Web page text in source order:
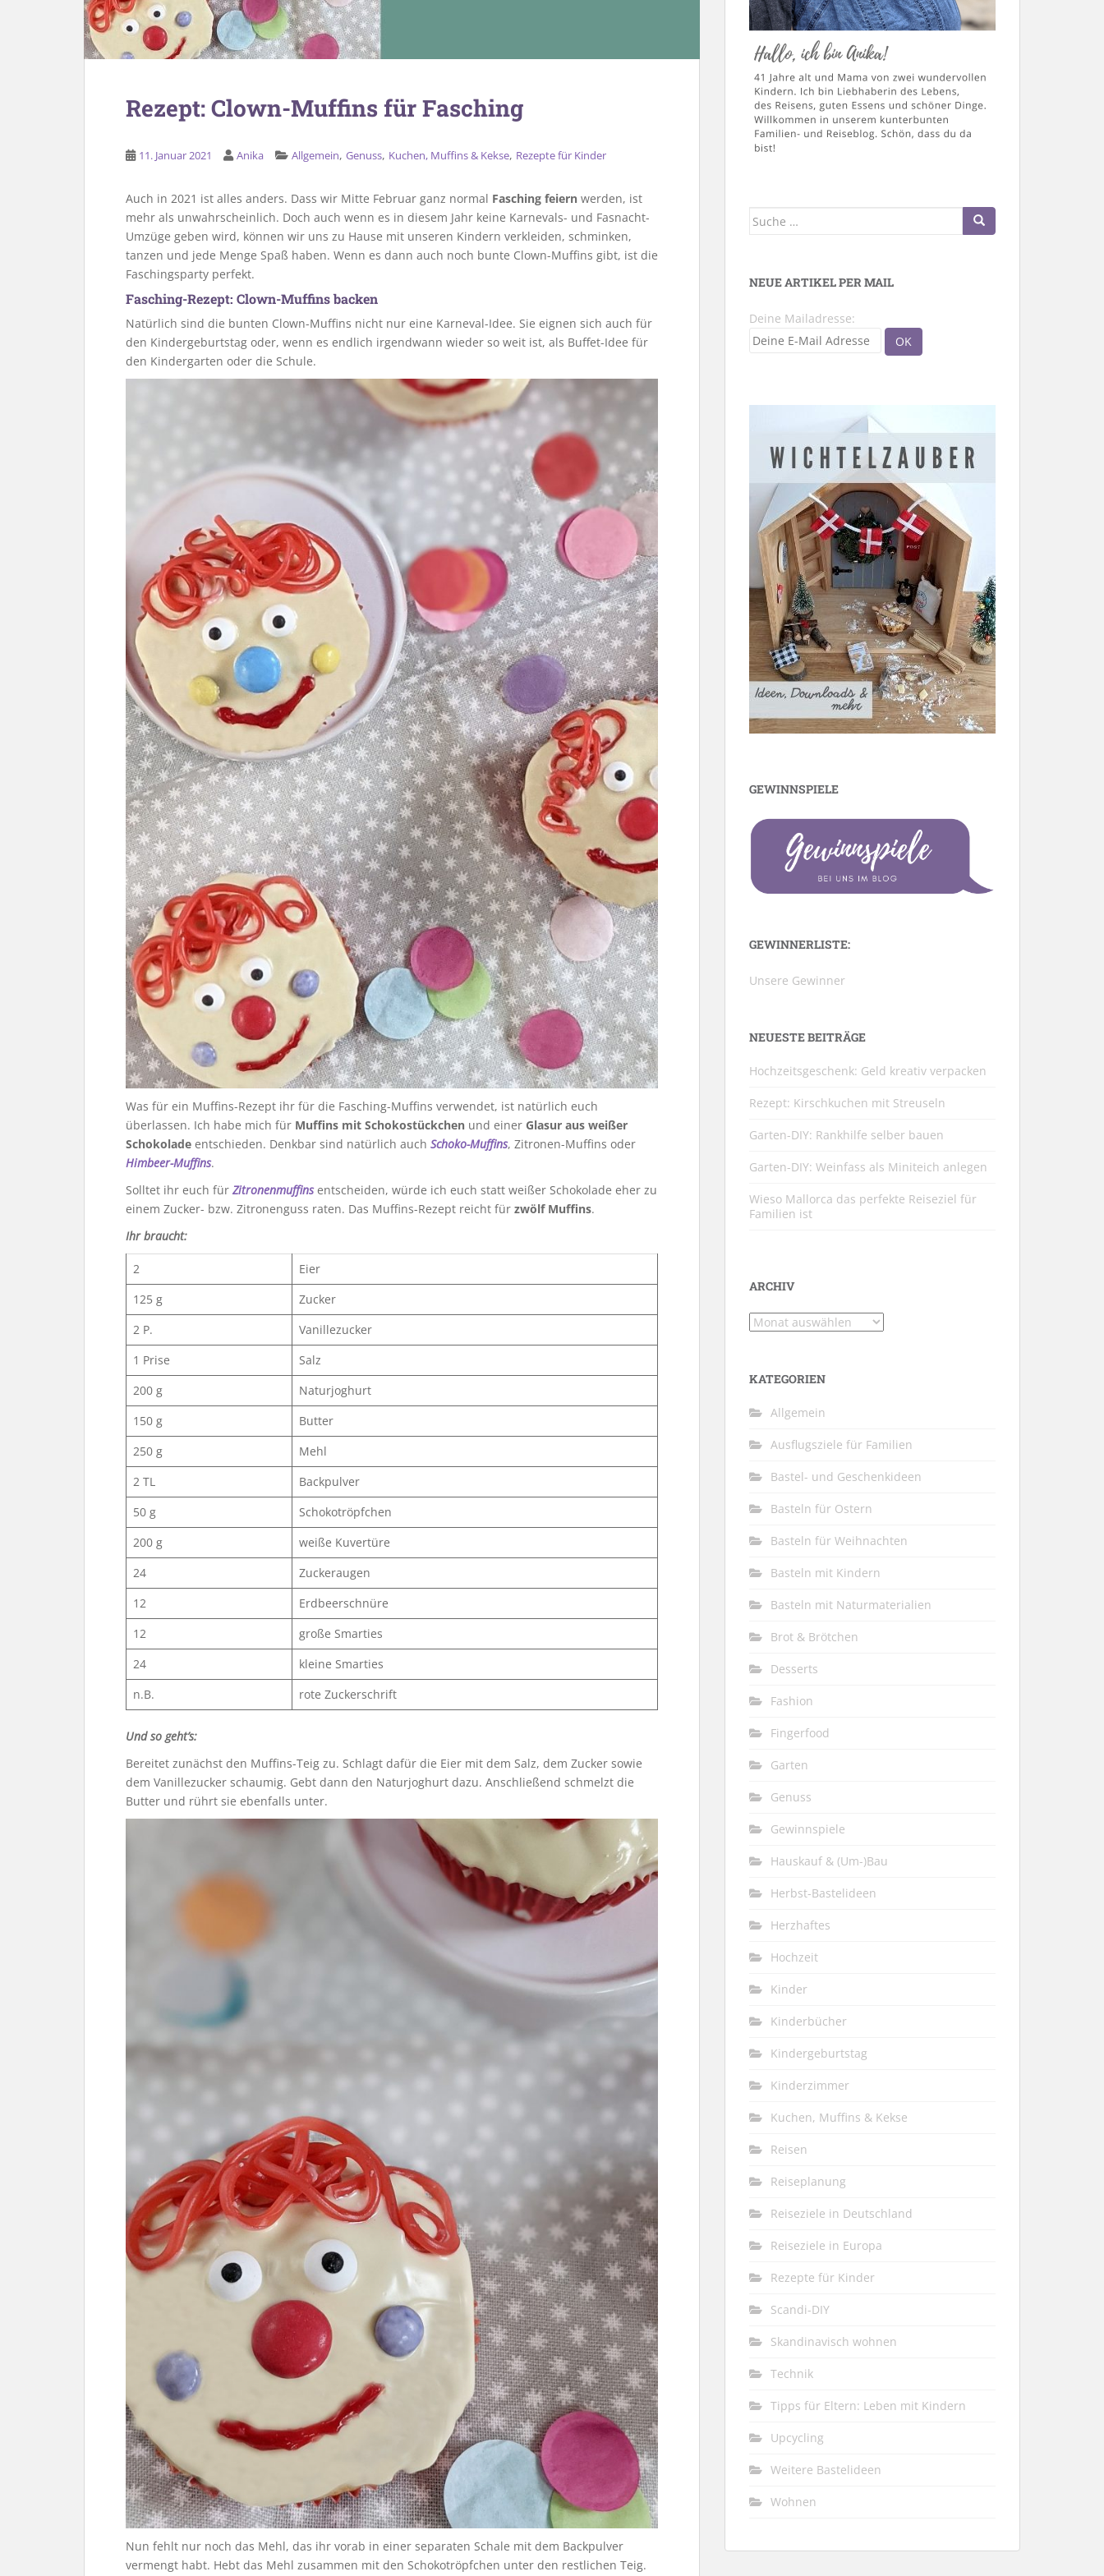
Rezept: Clown-Muffins für Fasching
11. Januar 2021 Anika Allgemein, Genuss, Kuchen, Muffins & Kekse, Rezepte für Kinder
Auch in 2021 ist alles anders. Dass wir Mitte Februar ganz normal Fasching feiern werden, ist
mehr als unwahrscheinlich. Doch auch wenn es in diesem Jahr keine Karnevals- und Fasnacht-
Umzüge geben wird, können wir uns zu Hause mit unseren Kindern verkleiden, schminken,
tanzen und jede Menge Spaß haben. Wenn es dann auch noch bunte Clown-Muffins gibt, ist die
Faschingsparty perfekt.
Fasching-Rezept: Clown-Muffins backen
Natürlich sind die bunten Clown-Muffins nicht nur eine Karneval-Idee. Sie eignen sich auch für
den Kindergeburtstag oder, wenn es endlich irgendwann wieder so weit ist, als Buffet-Idee für
den Kindergarten oder die Schule.
Was für ein Muffins-Rezept ihr für die Fasching-Muffins verwendet, ist natürlich euch
überlassen. Ich habe mich für Muffins mit Schokostückchen und einer Glasur aus weißer
Schokolade entschieden. Denkbar sind natürlich auch Schoko-Muffins, Zitronen-Muffins oder
Himbeer-Muffins.
Solltet ihr euch für Zitronenmuffinsentscheiden, würde ich euch statt weißer Schokolade eher zu
einem Zucker- bzw. Zitronenguss raten. Das Muffins-Rezept reicht für zwölf Muffins.
Ihr braucht:
2
Eier
125 g
Zucker
2 P.
Vanillezucker
1 Prise
Salz
200 g
Naturjoghurt
150 g
Butter
250 g
Mehl
2 TL
Backpulver
50 g
Schokotröpfchen
200 g
weiße Kuvertüre
24
Zuckeraugen
12
Erdbeerschnüre
12
große Smarties
24
kleine Smarties
n.B.
rote Zuckerschrift
Und so geht’s:
Bereitet zunächst den Muffins-Teig zu. Schlagt dafür die Eier mit dem Salz, dem Zucker sowie
dem Vanillezucker schaumig. Gebt dann den Naturjoghurt dazu. Anschließend schmelzt die
Butter und rührt sie ebenfalls unter.
Nun fehlt nur noch das Mehl, das ihr vorab in einer separaten Schale mit dem Backpulver
vermengt habt. Hebt das Mehl zusammen mit den Schokotröpfchen unter den restlichen Teig.
Suche
NEUE ARTIKEL PER MAIL
Deine Mailadresse:
GEWINNSPIELE
GEWINNERLISTE:
Unsere Gewinner
NEUESTE BEITRÄGE
Hochzeitsgeschenk: Geld kreativ verpacken
Rezept: Kirschkuchen mit Streuseln
Garten-DIY: Rankhilfe selber bauen
Garten-DIY: Weinfass als Miniteich anlegen
Wieso Mallorca das perfekte Reiseziel für
Familien ist
ARCHIV
Archiv
KATEGORIEN
Allgemein
Ausflugsziele für Familien
Bastel- und Geschenkideen
Basteln für Ostern
Basteln für Weihnachten
Basteln mit Kindern
Basteln mit Naturmaterialien
Brot & Brötchen
Desserts
Fashion
Fingerfood
Garten
Genuss
Gewinnspiele
Hauskauf & (Um-)Bau
Herbst-Bastelideen
Herzhaftes
Hochzeit
Kinder
Kinderbücher
Kindergeburtstag
Kinderzimmer
Kuchen, Muffins & Kekse
Reisen
Reiseplanung
Reiseziele in Deutschland
Reiseziele in Europa
Rezepte für Kinder
Scandi-DIY
Skandinavisch wohnen
Technik
Tipps für Eltern: Leben mit Kindern
Upcycling
Weitere Bastelideen
Wohnen